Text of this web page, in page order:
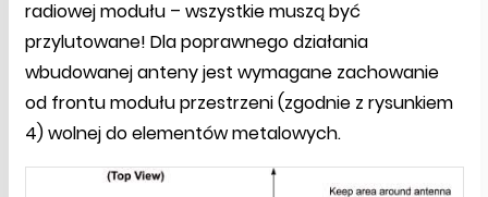
radiowej modułu – wszystkie muszą być
przylutowane! Dla poprawnego działania
wbudowanej anteny jest wymagane zachowanie
od frontu modułu przestrzeni (zgodnie z rysunkiem
4) wolnej do elementów metalowych.